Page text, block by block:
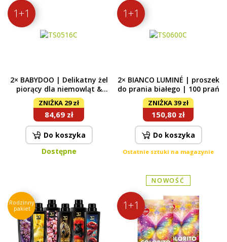
1+1
2× BABYDOO | Delikatny żel
piorący dla niemowląt &
skóry wrażliwej | pranie
dziecięce | 60 prań
ZNIŻKA 29 zł
84,69 zł
Do koszyka
Dostępne
1+1
2× BIANCO LUMINÉ | proszek
do prania białego | 100 prań
ZNIŻKA 39 zł
150,80 zł
Do koszyka
Ostatnie sztuki na magazynie
Rodzinny
pakiet
NOWOŚĆ
1+1